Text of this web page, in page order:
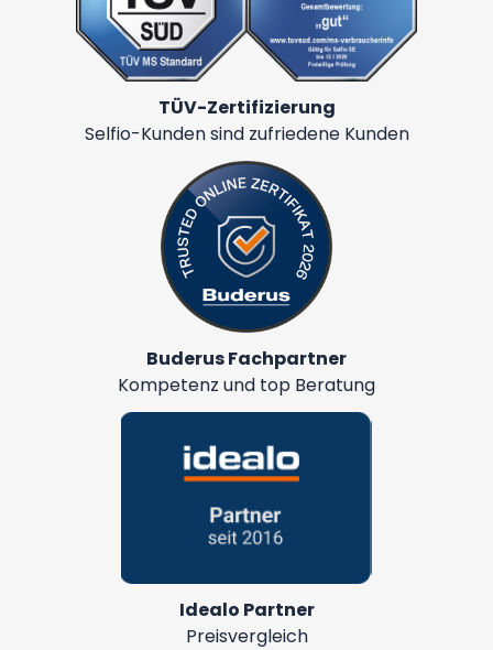
TÜV-Zertifizierung
Selfio-Kunden sind zufriedene Kunden
Buderus Fachpartner
Kompetenz und top Beratung
Idealo Partner
Preisvergleich